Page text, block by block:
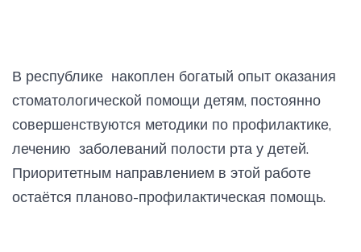
В республике накоплен богатый опыт оказания
стоматологической помощи детям, постоянно
совершенствуются методики по профилактике,
лечению заболеваний полости рта у детей.
Приоритетным направлением в этой работе
остаётся планово-профилактическая помощь.